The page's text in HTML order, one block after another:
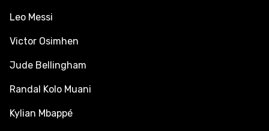
Leo Messi
Victor Osimhen
Jude Bellingham
Randal Kolo Muani
Kylian Mbappé